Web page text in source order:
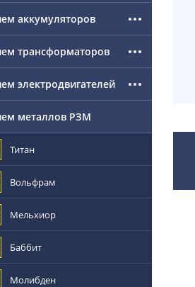
аккумуляторов
трансформаторов
электродвигателей
металлов РЗМ
Титан
Вольфрам
Мельхиор
Баббит
Молибден